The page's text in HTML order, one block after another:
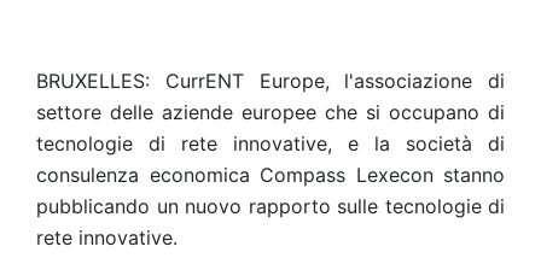
BRUXELLES: CurrENT Europe, l'associazione di
settore delle aziende europee che si occupano di
tecnologie di rete innovative, e la società di
consulenza economica Compass Lexecon stanno
pubblicando un nuovo rapporto sulle tecnologie di
rete innovative.